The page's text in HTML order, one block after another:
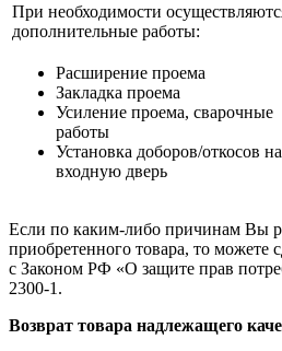
При необходимости
дополнительные работы:
Расширение проема
Закладка проема
Усиление проема, сварочные
работы
Установка доборов/откосов на
входную дверь
Если по каким-либо причинам Вы
приобретенного товара, то можете
с Законом РФ «О защите прав
2300-1.
Возврат товара надлежащего